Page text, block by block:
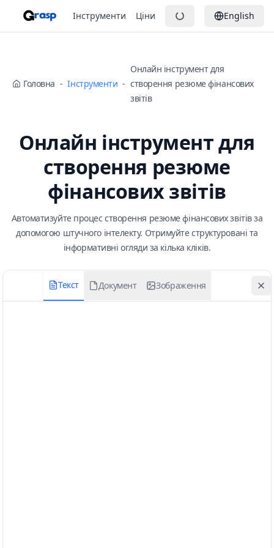
Інструменти Ціни English
Головна - Інструменти -
Онлайн інструмент для
створення резюме фінансових
звітів
Онлайн інструмент для
створення резюме
фінансових звітів
Автоматизуйте процес створення резюме фінансових звітів за
допомогою штучного інтелекту. Отримуйте структуровані та
інформативні огляди за кілька кліків.
Текст Документ Зображення